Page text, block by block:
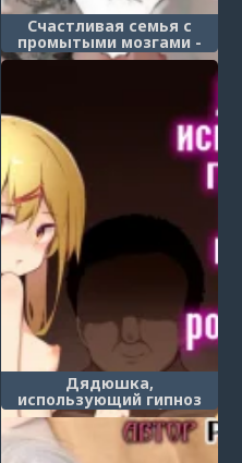
Счастливая семья с
промытыми мозгами -
часть 3 (Happy Brain
Дядюшка,
использующий гипноз
для решения проблемы
низкой рождаемости
(Shoushika Mondai ni